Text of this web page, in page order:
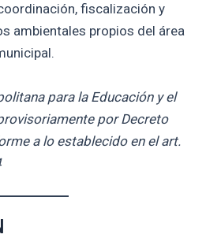
fiscalización y
ambientales propios del área
para la Educación y el
por Decreto
a lo establecido en el art.